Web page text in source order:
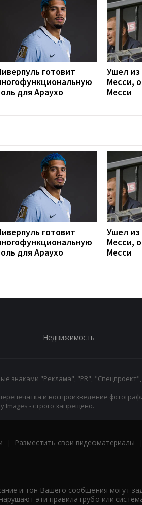
готовит
для Араухо
Ушел
Месси,
Месси
готовит
для Араухо
Ушел
Месси,
Месси
Недвижимость
знаками "Реклама", "PR",
и воспроизведение
Images - строго запрещено.
| Разместить свои видеоматериалы |
и тон Вашего сообщения могут
эти правила грубо или